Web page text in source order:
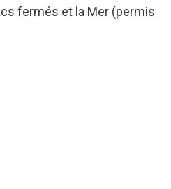
fermés et la Mer (permis